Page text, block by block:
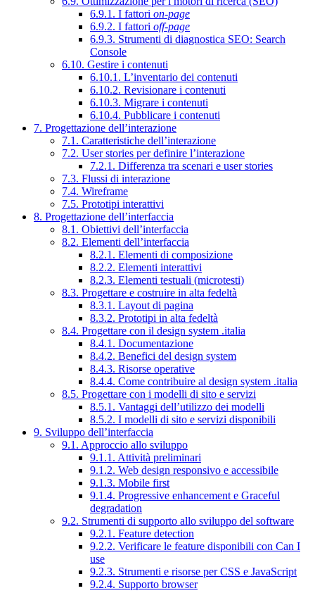
6.9.1. I fattori on-page
6.9.2. I fattori off-page
6.9.3. Strumenti di diagnostica SEO: Search
Console
6.10. Gestire i contenuti
6.10.1. L’inventario dei contenuti
6.10.2. Revisionare i contenuti
6.10.3. Migrare i contenuti
6.10.4. Pubblicare i contenuti
7. Progettazione dell’interazione
7.1. Caratteristiche dell’interazione
7.2. User stories per definire l’interazione
7.2.1. Differenza tra scenari e user stories
7.3. Flussi di interazione
7.4. Wireframe
7.5. Prototipi interattivi
8. Progettazione dell’interfaccia
8.1. Obiettivi dell’interfaccia
8.2. Elementi dell’interfaccia
8.2.1. Elementi di composizione
8.2.2. Elementi interattivi
8.2.3. Elementi testuali (microtesti)
8.3. Progettare e costruire in alta fedeltà
8.3.1. Layout di pagina
8.3.2. Prototipi in alta fedeltà
8.4. Progettare con il design system .italia
8.4.1. Documentazione
8.4.2. Benefici del design system
8.4.3. Risorse operative
8.4.4. Come contribuire al design system .italia
8.5. Progettare con i modelli di sito e servizi
8.5.1. Vantaggi dell’utilizzo dei modelli
8.5.2. I modelli di sito e servizi disponibili
9. Sviluppo dell’interfaccia
9.1. Approccio allo sviluppo
9.1.1. Attività preliminari
9.1.2. Web design responsivo e accessibile
9.1.3. Mobile first
9.1.4. Progressive enhancement e Graceful
degradation
9.2. Strumenti di supporto allo sviluppo del software
9.2.1. Feature detection
9.2.2. Verificare le feature disponibili con Can I
use
9.2.3. Strumenti e risorse per CSS e JavaScript
9.2.4. Supporto browser